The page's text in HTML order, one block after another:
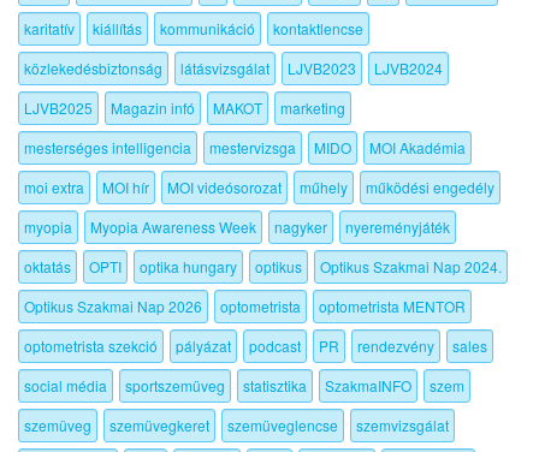
karitatív
kiállítás kommunikáció
kontaktlencse
közlekedésbiztonság
látásvizsgálat LJVB2023
LJVB2024
LJVB2025
Magazin infó MAKOT
marketing
mesterséges intelligencia
mestervizsga MIDO
MOI Akadémia
moi extra
MOI hír MOI videósorozat műhely
működési engedély
myopia
Myopia Awareness Week nagyker
nyereményjáték
oktatás
OPTI optika hungary optikus
Optikus Szakmai Nap 2024.
Optikus Szakmai Nap 2026
optometrista
optometrista MENTOR
optometrista szekció
pályázat podcast PR rendezvény
sales
social média
sportszemüveg statisztika SzakmaINFO
szem
szemüveg
szemüvegkeret szemüveglencse
szemvizsgálat